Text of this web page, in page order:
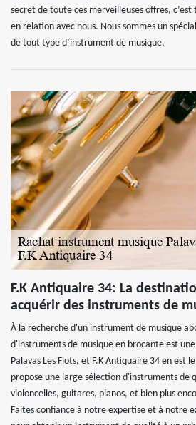
secret de toute ces merveilleuses offres,
en relation avec nous. Nous sommes un
de tout type d’instrument de musique.
F.K Antiquaire 34: La
acquérir des instruments de
À la recherche d'un instrument de musique
d'instruments de musique en brocante est
Palavas Les Flots, et F.K Antiquaire 34 en est
propose une large sélection d'instruments de
violoncelles, guitares, pianos, et bien plus
Faites confiance à notre expertise et à notre